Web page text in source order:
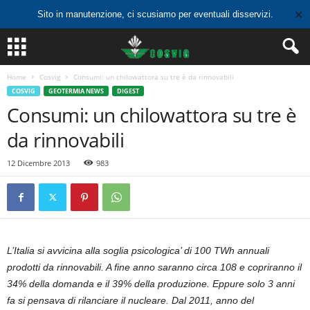
Sito in manutenzione, ci scusiamo per eventuali disservizi. ✕
Home Cosvig Consumi: un chilowattora su tre è da rinnovabili
COSVIG GEOTERMIA NEWS DIGEST
Consumi: un chilowattora su tre è
da rinnovabili
12 Dicembre 2013 983
L’Italia si avvicina alla soglia psicologica’ di 100 TWh annuali
prodotti da rinnovabili. A fine anno saranno circa 108 e copriranno il
34% della domanda e il 39% della produzione. Eppure solo 3 anni
fa si pensava di rilanciare il nucleare. Dal 2011, anno del